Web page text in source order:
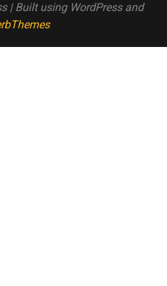
| Built using WordPress and